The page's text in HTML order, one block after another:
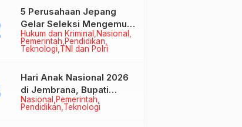
Hukum dan Kriminal
Nasional
Pemerintah Pendidikan
Teknologi TNI dan Polri
5 Perusahaan Jepang
Gelar Seleksi Mengemudi
di Jembrana, Buka
Peluang Kerja bagi Calon
Nasional
Pemerintah
Pendidikan Teknologi
Hari Anak Nasional 2026
di Jembrana, Bupati
Kembang Tegaskan
Pentingnya Karakter dan